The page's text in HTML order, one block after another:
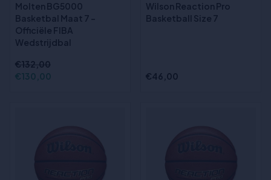
Molten BG5000
Basketbal Maat 7 -
Officiële FIBA
Wedstrijdbal
€132,00
€130,00
Wilson Reaction Pro
Basketball Size 7
€46,00